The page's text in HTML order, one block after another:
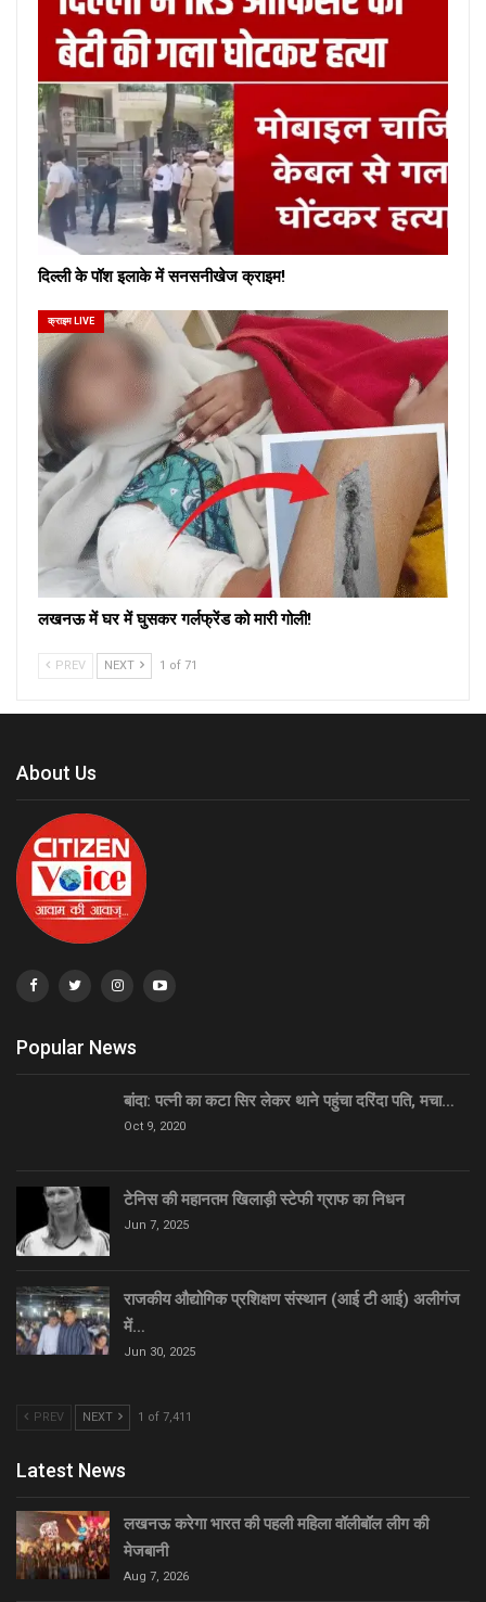
दिल्ली के पॉश इलाके में सनसनीखेज क्राइम!
क्राइम LIVE
लखनऊ में घर में घुसकर गर्लफ्रेंड को मारी गोली!
PREV NEXT 1 of 71
About Us
Popular News
बांदा: पत्नी का कटा सिर लेकर थाने पहुंचा दरिंदा पति, मचा…
Oct 9, 2020
टेनिस की महानतम खिलाड़ी स्टेफी ग्राफ का निधन
Jun 7, 2025
राजकीय औद्योगिक प्रशिक्षण संस्थान (आई टी आई) अलीगंज
में…
Jun 30, 2025
PREV NEXT 1 of 7,411
Latest News
लखनऊ करेगा भारत की पहली महिला वॉलीबॉल लीग की
मेजबानी
Aug 7, 2026